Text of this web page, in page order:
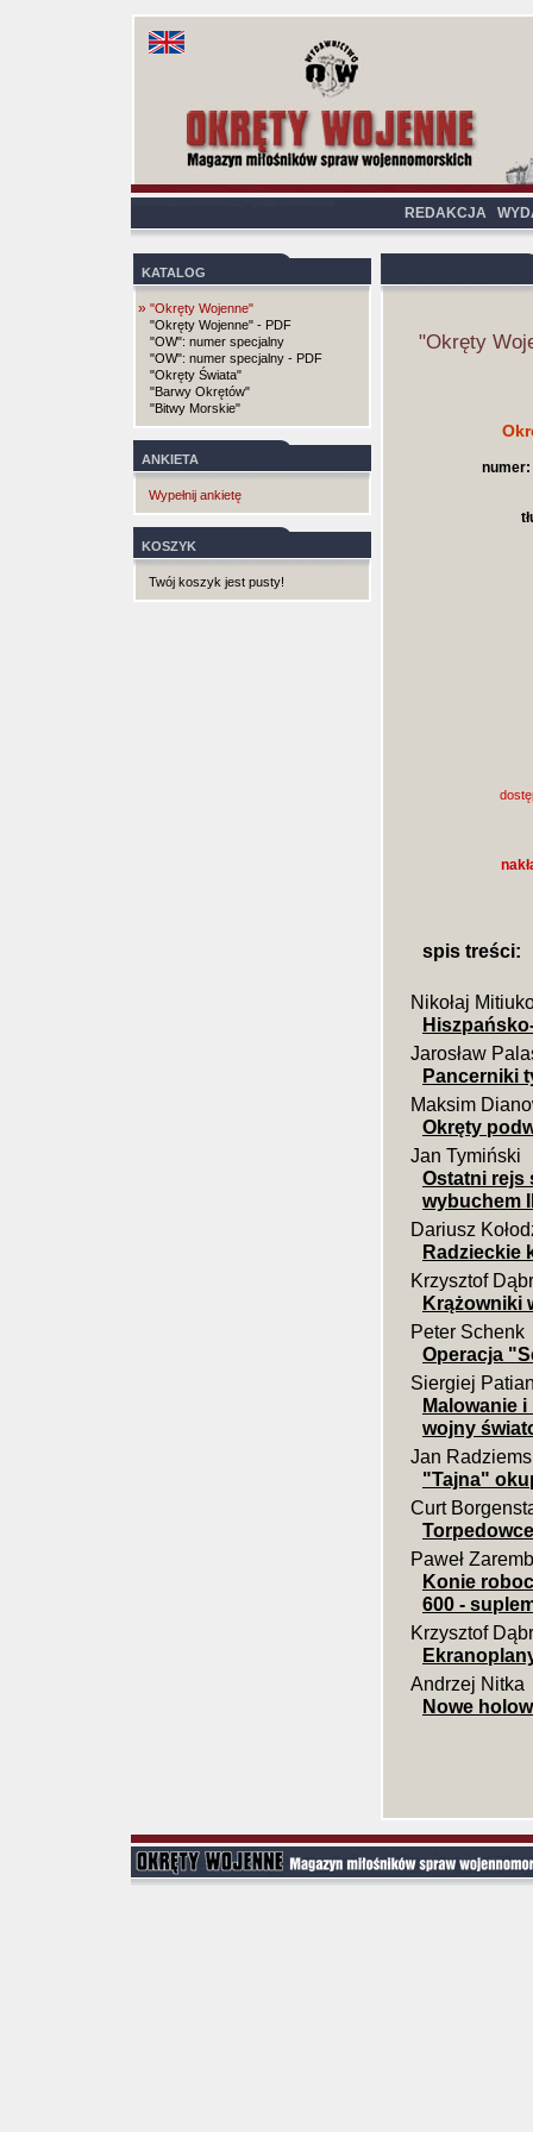
REDAKCJA
KATALOG
» "Okręty Wojenne"
"Okręty Wojenne" - PDF
"OW": numer specjalny
"OW": numer specjalny - PDF
"Okręty Świata"
"Barwy Okrętów"
"Bitwy Morskie"
ANKIETA
Wypełnij ankietę
KOSZYK
Twój koszyk jest pusty!
"Okręty
numer:
spis treści:
Nikołaj
Jarosław
Pancerniki
Maksim
Okręty
Jan Tymiński
Ostatni
wybuchem
Dariusz
Radzieckie
Krzysztof
Krążowniki
Peter Schenk
Operacja
Siergiej
Malowanie
wojny
Jan
"Tajna"
Curt
Paweł
Konie
600 -
Krzysztof
Andrzej Nitka
Nowe